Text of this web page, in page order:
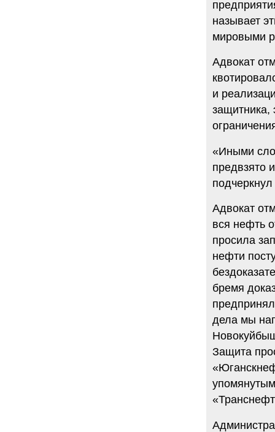
называет
мировыми
Адвокат
и
защитника,
«Иными
предвзято
Адвокат
вся нефть
просила
нефти
бремя
дела мы
Защита